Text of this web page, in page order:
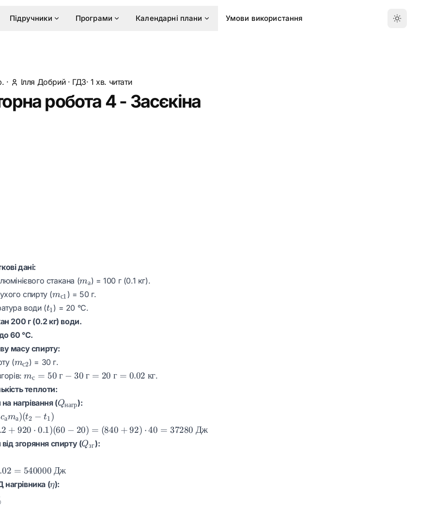
Підручники Програми Календарні плани Умови використання
· Ілля Добрий· ГДЗ· 1 хв. читати
робота 4 - Засєкіна
дані:
стакана (m_{а}
mа) = 100 г (0.1 кг).
спирту (m_{с1}
mс1 ) = 50 г.
води (t_{1}
t1) = 20 °C.
200 г (0.2 кг) води.
60 °C.
масу спирту:
(m_{с2}
mс2) = 30 г.
m_{с}
= 50
г} - 30
\text{
г} =
20
0.02
\text{
mс = 50 г − 30 г = 20 г = 0.02 кг.
теплоти:
на нагрівання (Q_{нагр}
Qнагр):
cаmа)(t2 − t1)
+ 920 ⋅ 0.1)(60 − 20) = (840 + 92) ⋅ 40 = 37280 Дж
від згоряння спирту (Q_{зг}
Qзг):
= 540000 Дж
(\eta
η):